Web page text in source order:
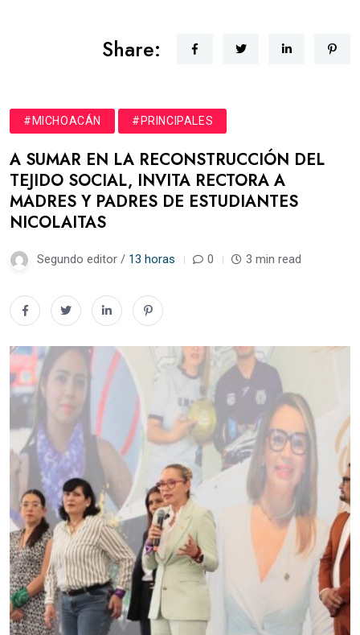
Share:
#MICHOACÁN #PRINCIPALES
A SUMAR EN LA RECONSTRUCCIÓN DEL
TEJIDO SOCIAL, INVITA RECTORA A
MADRES Y PADRES DE ESTUDIANTES
NICOLAITAS
Segundo editor / 13 horas 0 3 min read